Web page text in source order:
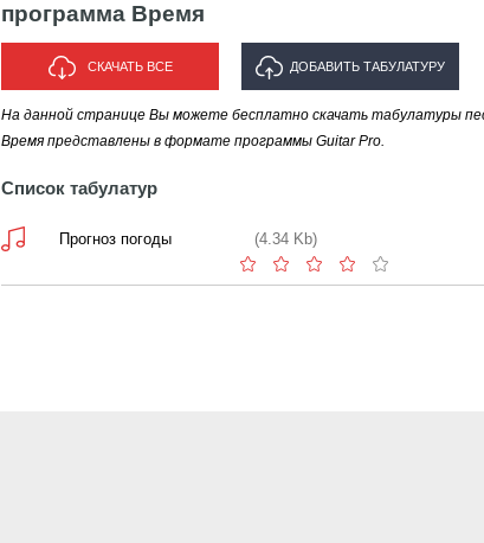
программа Время
СКАЧАТЬ ВСЕ ДОБАВИТЬ ТАБУЛАТУРУ
ИСПОЛНИТЕЛЯ "ПРОГРАММА
На данной странице Вы можете бесплатно скачать табулатуры
Время представлены в формате программы Guitar Pro.
Список табулатур
Прогноз погоды (4.34 Kb)